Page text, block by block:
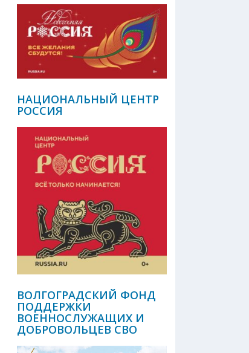
НАЦИОНАЛЬНЫЙ ЦЕНТР
РОССИЯ
ВОЛГОГРАДСКИЙ ФОНД
ПОДДЕРЖКИ
ВОЕННОСЛУЖАЩИХ И
ДОБРОВОЛЬЦЕВ СВО